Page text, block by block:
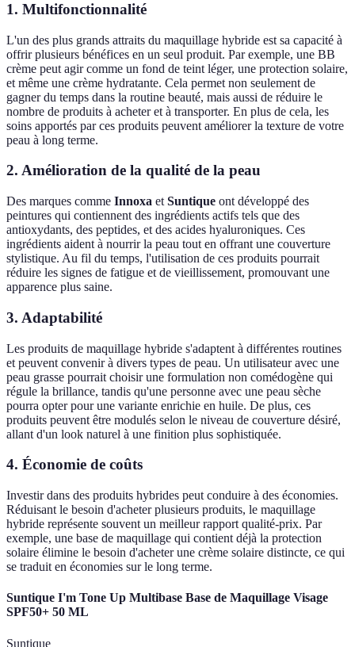
1. Multifonctionnalité
L'un des plus grands attraits du maquillage hybride est sa capacité à
offrir plusieurs bénéfices en un seul produit. Par exemple, une BB
crème peut agir comme un fond de teint léger, une protection solaire,
et même une crème hydratante. Cela permet non seulement de
gagner du temps dans la routine beauté, mais aussi de réduire le
nombre de produits à acheter et à transporter. En plus de cela, les
soins apportés par ces produits peuvent améliorer la texture de votre
peau à long terme.
2. Amélioration de la qualité de la peau
Des marques comme Innoxa et Suntique ont développé des
peintures qui contiennent des ingrédients actifs tels que des
antioxydants, des peptides, et des acides hyaluroniques. Ces
ingrédients aident à nourrir la peau tout en offrant une couverture
stylistique. Au fil du temps, l'utilisation de ces produits pourrait
réduire les signes de fatigue et de vieillissement, promouvant une
apparence plus saine.
3. Adaptabilité
Les produits de maquillage hybride s'adaptent à différentes routines
et peuvent convenir à divers types de peau. Un utilisateur avec une
peau grasse pourrait choisir une formulation non comédogène qui
régule la brillance, tandis qu'une personne avec une peau sèche
pourra opter pour une variante enrichie en huile. De plus, ces
produits peuvent être modulés selon le niveau de couverture désiré,
allant d'un look naturel à une finition plus sophistiquée.
4. Économie de coûts
Investir dans des produits hybrides peut conduire à des économies.
Réduisant le besoin d'acheter plusieurs produits, le maquillage
hybride représente souvent un meilleur rapport qualité-prix. Par
exemple, une base de maquillage qui contient déjà la protection
solaire élimine le besoin d'acheter une crème solaire distincte, ce qui
se traduit en économies sur le long terme.
Suntique I'm Tone Up Multibase Base de Maquillage Visage
SPF50+ 50 ML
Suntique